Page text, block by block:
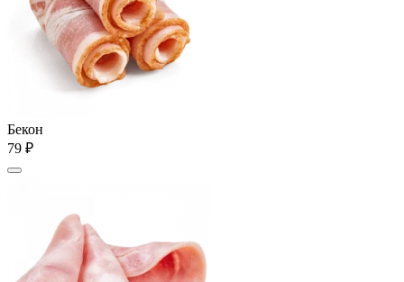
Бекон
79 ₽